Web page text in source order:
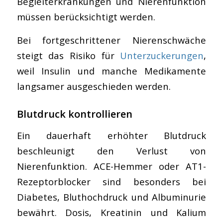
müssen berücksichtigt werden.
Bei fortgeschrittener Nierenschwäche
steigt das Risiko für Unterzuckerungen,
weil Insulin und manche Medikamente
langsamer ausgeschieden werden.
Blutdruck kontrollieren
Ein dauerhaft erhöhter Blutdruck
beschleunigt den Verlust von
Nierenfunktion. ACE-Hemmer oder AT1-
Rezeptorblocker sind besonders bei
Diabetes, Bluthochdruck und Albuminurie
bewährt. Dosis, Kreatinin und Kalium